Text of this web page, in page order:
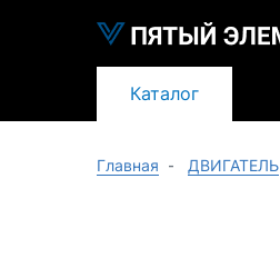
Каталог
Главная ДВИГАТЕЛЬ